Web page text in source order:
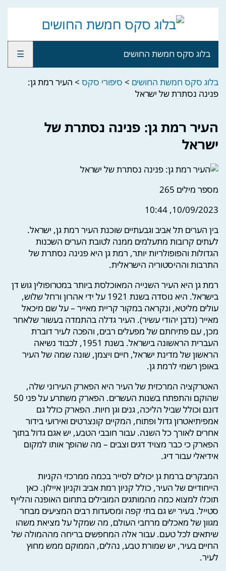
בלוג סקס חמשת החושים ☰
בלוג סקס חמשת החושים > סיפורי סקס > העיר רמת גן:
פנינה נסתרת של ישראל
העיר רמת גן: פנינה נסתרת של
ישראל
מספר מילים 265
10/09/2023, 10:44
בין הערים תל אביב וגבעתיים שוכנת העיר רמת גן, ישראל.
לעתים קרובות מתעלמים ממנה לטובת הערים השכנות
הגדולות והפופולריות יותר, רמת גן היא פנינה נסתרת של
התרבות וההיסטוריה הישראלית.
רמת גן היא העיר השנייה המאוכלסת ביותר במטרופולין גוש דן
בישראל. היא נוסדה בשנת 1921 על ידי אהרון ורחל שלוש,
עולים מליטא, ונקראה במקור קריית מאייר – על שם מיכאל
מאייר (נדבן יהודי עשיר). העיר גדלה בהתמדה בעשור שלאחר
מכן, עם פתיחתם של מפעלים רבים, והפכה לעיר דוברת
העברית הראשונה בישראל. בשנת 1951, לכבוד נשיאה
הראשון של מדינת ישראל, חיים ויצמן, שונה שמה של העיר
באופן רשמי לרמת גן.
האטרקציה המרכזית של העיר היא הפארק העירוני שלה,
שהוקם והתפתח בשנות העשרים. הפארק משתרע על פני 50
דונם וכולל שביל הליכה, גנים וגן חיות. הפארק כולל גם
אמפיתיאטרון גדול ופתוח, המקיים קונצרטים ואירועי בידור
אחרים לאורך כל השנה. עבור חובבי הטבע, יש אגם גדול בתוך
הפארק כי כבר מצויד דגים וצבים – מה שהופך אותו למקום
אידיאלי עבור דיג.
המבקרים ברמת גן יכולים לסייר בכמה ממרכזי הקניות
הייחודיים של העיר, כולל קניון רמת אביב וקניון איילון. כאן
תוכלו למצוא כמה מהמותגים המובילים בתחום האופנה והלייף
סטייל. בעיר יש גם בתי קפה ומסעדות רבים המציעים מבחר
מגוון של מאכלים מרחבי העולם, מה שמקל על מציאת משהו
שיתאים לכל טעם. עבור אלה המחפשים בריחה מההמולה של
החיים בעיר, יש שמורת טבע, נהלים, הממוקם ממש מחוץ
לעיר.